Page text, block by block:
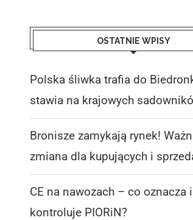
OSTATNIE WPISY
Polska śliwka trafia do
stawia na krajowych
Bronisze zamykają rynek!
zmiana dla kupujących i
CE na nawozach – co oznacza
kontroluje PIORiN?